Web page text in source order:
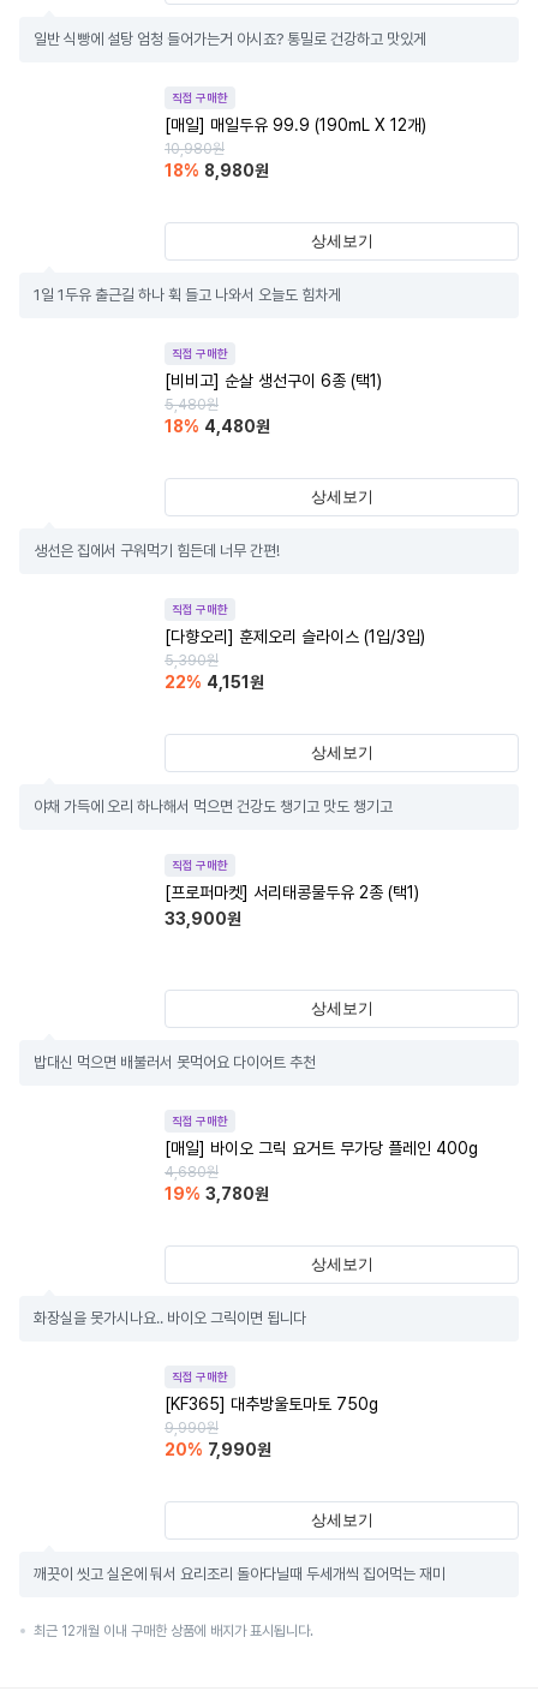
일반 식빵에 설탕 엄청 들어가는거 아시죠? 통밀로 건강하고 맛있게
직접 구매한
[매일] 매일두유 99.9 (190mL X 12개)
10,980원
18% 8,980원
상세보기
1일 1두유 출근길 하나 휙 들고 나와서 오늘도 힘차게
직접 구매한
[비비고] 순살 생선구이 6종 (택1)
5,480원
18% 4,480원
상세보기
생선은 집에서 구워먹기 힘든데 너무 간편!
직접 구매한
[다향오리] 훈제오리 슬라이스 (1입/3입)
5,390원
22% 4,151 원
상세보기
야채 가득에 오리 하나해서 먹으면 건강도 챙기고 맛도 챙기고
직접 구매한
[프로퍼마켓] 서리태콩물두유 2종 (택1)
33,900원
상세보기
밥대신 먹으면 배불러서 못먹어요 다이어트 추천
직접 구매한
[매일] 바이오 그릭 요거트 무가당 플레인 400g
4,680원
19% 3,780원
상세보기
화장실을 못가시나요.. 바이오 그릭이면 됩니다
직접 구매한
[KF365] 대추방울토마토 750g
9,990원
20% 7,990원
상세보기
깨끗이 씻고 실온에 둬서 요리조리 돌아다닐때 두세개씩 집어먹는 재미
최근 12개월 이내 구매한 상품에 배지가 표시됩니다.